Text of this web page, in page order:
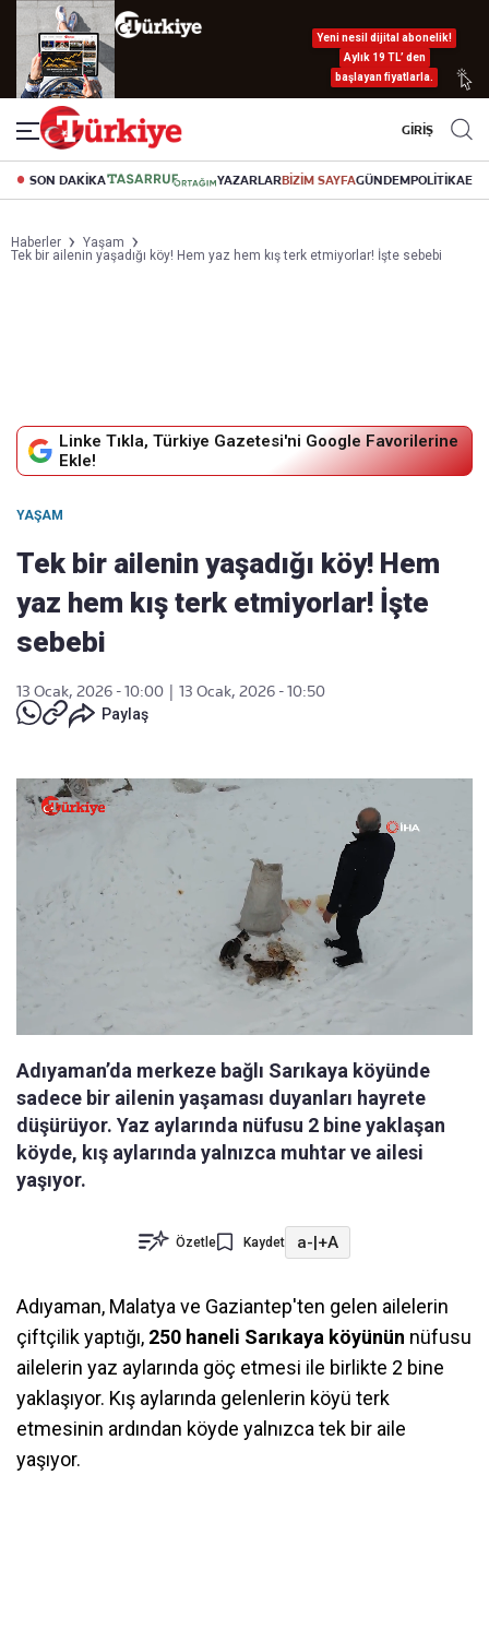
Yeni nesil dijital abonelik!
Aylık 19 TL’ den
başlayan fiyatlarla.
GİRİŞ
SON DAKİKA YAZARLARBİZİM SAYFAGÜNDEMPOLİTİKA
Haberler
Yaşam
Tek bir ailenin yaşadığı köy! Hem yaz hem kış terk etmiyorlar! İşte sebebi
Linke Tıkla, Türkiye Gazetesi'ni Google Favorilerine
Ekle!
YAŞAM
Tek bir ailenin yaşadığı köy! Hem
yaz hem kış terk etmiyorlar! İşte
sebebi
13 Ocak, 2026 - 10:00
13 Ocak, 2026 - 10:50
Paylaş
Adıyaman’da merkeze bağlı Sarıkaya köyünde
sadece bir ailenin yaşaması duyanları hayrete
düşürüyor. Yaz aylarında nüfusu 2 bine yaklaşan
köyde, kış aylarında yalnızca muhtar ve ailesi
yaşıyor.
Özetle Kaydet a-|+A
Adıyaman, Malatya ve Gaziantep'ten gelen ailelerin
çiftçilik yaptığı, 250 haneli Sarıkaya köyünün nüfusu
ailelerin yaz aylarında göç etmesi ile birlikte 2 bine
yaklaşıyor. Kış aylarında gelenlerin köyü terk
etmesinin ardından köyde yalnızca tek bir aile
yaşıyor.